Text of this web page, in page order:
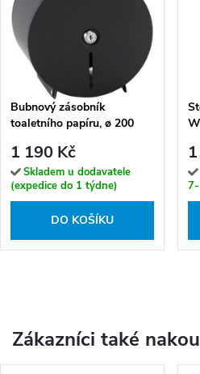
Bubnový zásobník
toaletního papíru, ø 200
1 190 Kč
Skladem u dodavatele
(expedice do 1 týdne)
DO KOŠÍKU
Zákazníci také